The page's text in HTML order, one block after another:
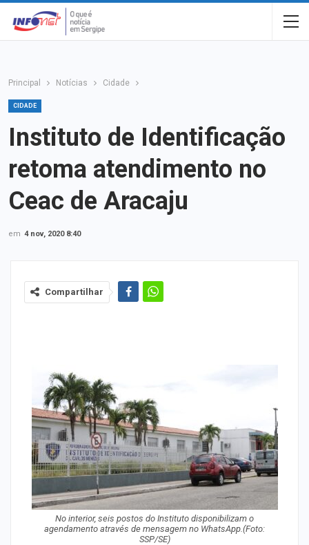
Principal Notícias Cidade
CIDADE
Instituto de Identificação
retoma atendimento no
Ceac de Aracaju
em 4 nov, 2020 8:40
Compartilhar
No interior, seis postos do Instituto disponibilizam o
agendamento através de mensagem no WhatsApp.(Foto:
SSP/SE)